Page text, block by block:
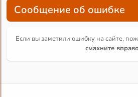
Сообщение об ошибке
Если вы заметили ошибку на сайте,
смахните вправо